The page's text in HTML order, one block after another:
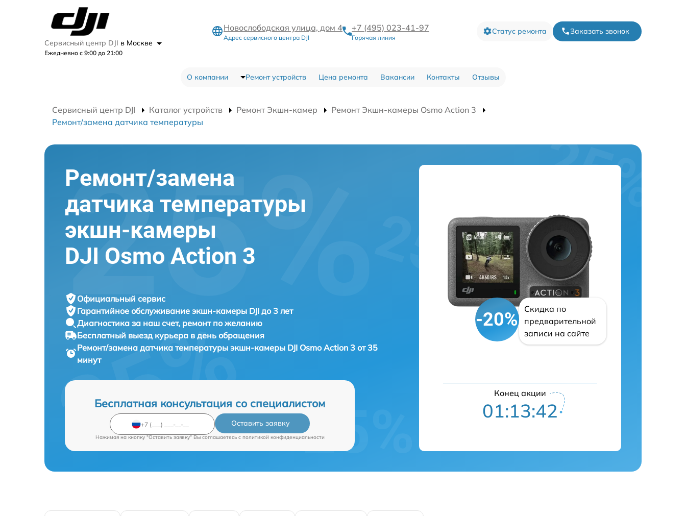
Сервисный центр DJI в Москве
Ежедневно с 9:00 до 21:00
Новослободская улица, дом 4
Адрес сервисного центра DJI
+7 (495) 023-41-97
Горячая линия
Статус ремонта Заказать звонок
О компании Ремонт устройств Цена ремонта Вакансии Контакты Отзывы
Сервисный центр DJI Каталог устройств Ремонт Экшн-камер
Ремонт Экшн-камеры Osmo Action 3
Ремонт/замена датчика температуры
Ремонт/замена
датчика температуры
экшн-камеры
DJI Osmo Action 3
Официальный сервис
Гарантийное обслуживание экшн-камеры DJI до 3 лет
Диагностика за наш счет, ремонт по желанию
Бесплатный выезд курьера в день обращения
Ремонт/замена датчика температуры экшн-камеры DJI Osmo Action 3 от 35
минут
Бесплатная консультация со специалистом
Оставить заявку
Нажимая на кнопку "Оставить заявку" Вы соглашаетесь c политикой конфиденциальности
-20%
Скидка по
предварительной
записи на сайте
Конец акции
01:13:41